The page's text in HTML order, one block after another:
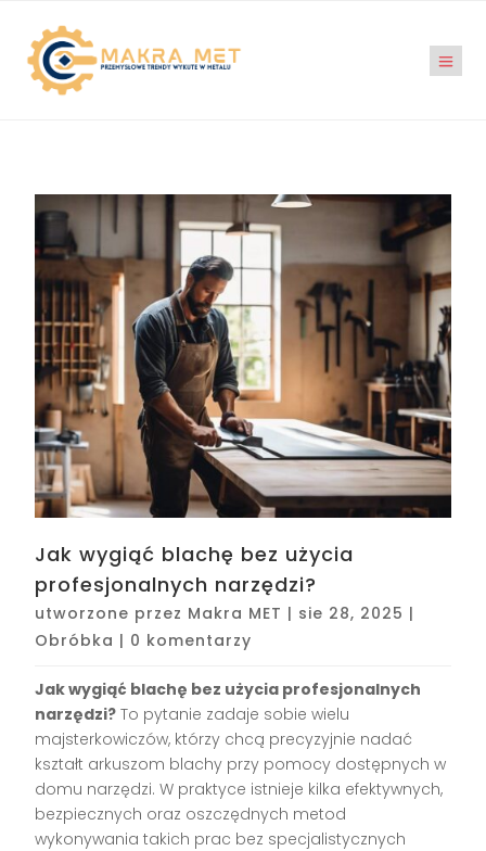
Jak wygiąć blachę bez użycia
profesjonalnych narzędzi?
utworzone przez Makra MET | sie 28, 2025 |
Obróbka | 0 komentarzy
Jak wygiąć blachę bez użycia profesjonalnych
narzędzi? To pytanie zadaje sobie wielu
majsterkowiczów, którzy chcą precyzyjnie nadać
kształt arkuszom blachy przy pomocy dostępnych w
domu narzędzi. W praktyce istnieje kilka efektywnych,
bezpiecznych oraz oszczędnych metod
wykonywania takich prac bez specjalistycznych